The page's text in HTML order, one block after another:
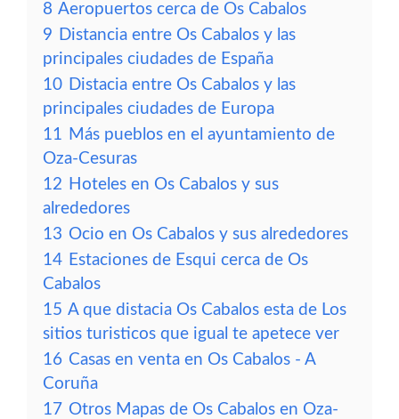
8 Aeropuertos cerca de Os Cabalos
9 Distancia entre Os Cabalos y las
principales ciudades de España
10 Distacia entre Os Cabalos y las
principales ciudades de Europa
11 Más pueblos en el ayuntamiento de
Oza-Cesuras
12 Hoteles en Os Cabalos y sus
alrededores
13 Ocio en Os Cabalos y sus alrededores
14 Estaciones de Esqui cerca de Os
Cabalos
15 A que distacia Os Cabalos esta de Los
sitios turisticos que igual te apetece ver
16 Casas en venta en Os Cabalos - A
Coruña
17 Otros Mapas de Os Cabalos en Oza-